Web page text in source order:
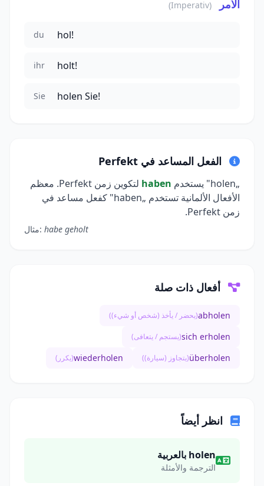
الأمر (Imperativ)
du hol!
ihr holt!
Sie holen Sie!
الفعل المساعد في Perfekt
„holen" يستخدم haben
لتكوين زمن Perfekt. معظم
الأفعال الألمانية تستخدم „haben" كفعل مساعد في
زمن Perfekt.
مثال: habe geholt
أفعال ذات صلة
abholen(يحضر / يأخذ (شخص أو شيء))
sich erholen(يستجم / يتعافى)
überholen(يتجاوز (سيارة)) wiederholen(يكرر)
انظر أيضاً
holen بالعربية
الترجمة والأمثلة